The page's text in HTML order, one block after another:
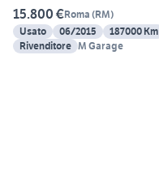
15.800 €Roma (RM)
Usato
06/2015 187000 Km
Rivenditore M Garage